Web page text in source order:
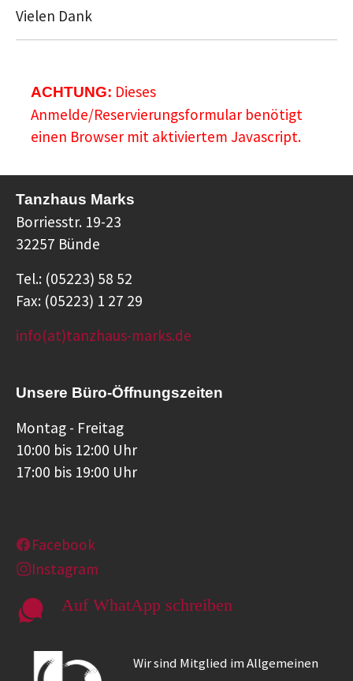
Vielen Dank
ACHTUNG: Dieses
Anmelde/Reservierungsformular benötigt
einen Browser mit aktiviertem Javascript.
Tanzhaus Marks
Borriesstr. 19-23
32257 Bünde
Tel.: (05223) 58 52
Fax: (05223) 1 27 29
info(at)tanzhaus-marks.de
Unsere Büro-Öffnungszeiten
Montag - Freitag
10:00 bis 12:00 Uhr
17:00 bis 19:00 Uhr
Facebook
Instagram
Auf WhatApp schreiben
Wir sind Mitglied im Allgemeinen